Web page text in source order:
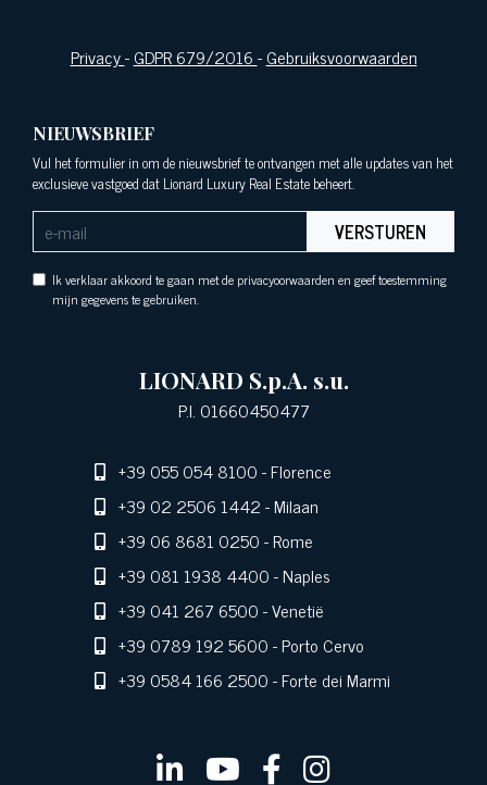
Privacy-GDPR 679/2016-Gebruiksvoorwaarden
NIEUWSBRIEF
Vul het formulier in om de nieuwsbrief te ontvangen met alle updates van het
exclusieve vastgoed dat Lionard Luxury Real Estate beheert.
VERSTUREN
Ik verklaar akkoord te gaan met de privacyoorwaarden en geef toestemming
mijn gegevens te gebruiken.
LIONARD S.p.A. s.u.
P.I. 01660450477
+39 055 054 8100- Florence
+39 02 2506 1442- Milaan
+39 06 8681 0250- Rome
+39 081 1938 4400- Naples
+39 041 267 6500- Venetië
+39 0789 192 5600- Porto Cervo
+39 0584 166 2500- Forte dei Marmi